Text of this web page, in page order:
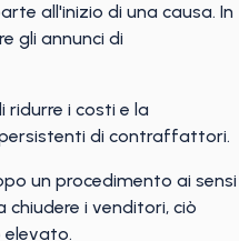
all'inizio di una causa. In
gli annunci di
i costi e la
di contraffattori.
un procedimento ai sensi
i venditori, ciò
elevato.